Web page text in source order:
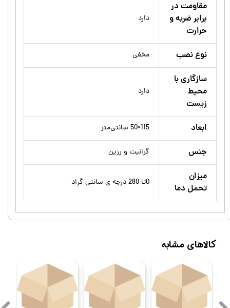
مقاومت در
برابر ضربه و
حرارت
دارد
نوع نصب مخفی
سازگاری با
محیط
زیست
دارد
ابعاد 115×50 سانتی‌متر
جنس گرانیت و رزین
میزان
تحمل دما
0تا 280 درجه ی سانتی گراد
کالاهای مشابه